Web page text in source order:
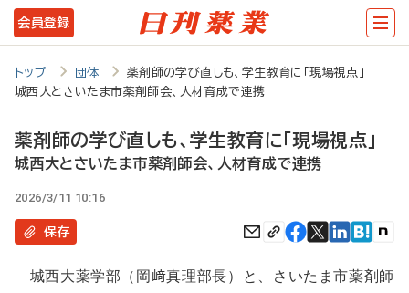
メ
イ
ン
テ
ツ
に
会員登録
トップ 団体
薬剤師の学び直しも、学生教育に「現場視点」
城西大とさいたま市薬剤師会、人材育成で連携
薬剤師の学び直しも、学生教育に「現場視点」
城西大とさいたま市薬剤師会、人材育成で連携
2026/3/11 10:16
保存
城西大薬学部（岡﨑真理部長）と、さいたま市薬剤師